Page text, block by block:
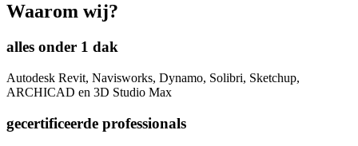
Waarom wij?
alles onder 1 dak
Autodesk Revit, Navisworks, Dynamo, Solibri, Sketchup,
ARCHICAD en 3D Studio Max
gecertificeerde professionals